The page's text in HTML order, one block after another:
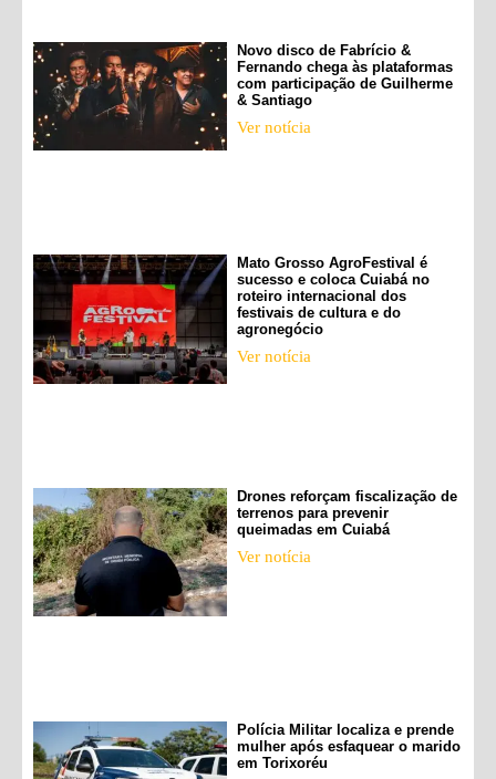
Novo disco de Fabrício &
Fernando chega às plataformas
com participação de Guilherme
& Santiago
Ver notícia
Mato Grosso AgroFestival é
sucesso e coloca Cuiabá no
roteiro internacional dos
festivais de cultura e do
agronegócio
Ver notícia
Drones reforçam fiscalização de
terrenos para prevenir
queimadas em Cuiabá
Ver notícia
Polícia Militar localiza e prende
mulher após esfaquear o marido
em Torixoréu